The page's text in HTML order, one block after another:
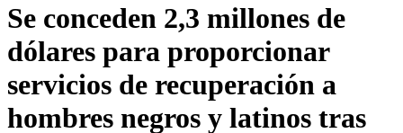
Se conceden 2,3 millones de
dólares para proporcionar
servicios de recuperación a
hombres negros y latinos tras